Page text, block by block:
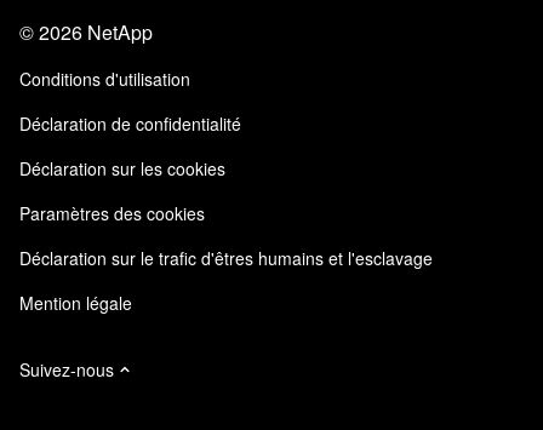
Apprendre
Trust Center
Responsabilité & durabilité
Certifications de la qualité
NetApp Instaclustr
Blog
Expérience client
Témoignages clients
Commentaires sur le site
Accessibilité
Mes abonnements
©2026 NetApp
Conditions d'utilisation
Déclaration de confidentialité
Déclaration sur les cookies
Paramètres des cookies
Déclaration sur le trafic d'êtres humains et l'esclavage
Mention légale
Suivez-nous